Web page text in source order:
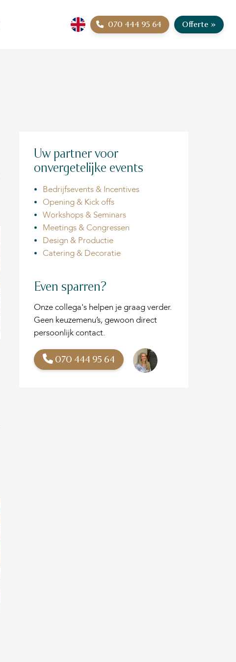
070 444 95 64 Offerte »
Uw partner voor
onvergetelijke events
Bedrijfsevents & Incentives
Opening & Kick offs
Workshops & Seminars
Meetings & Congressen
Design & Productie
Catering & Decoratie
Even sparren?
Onze collega's helpen je graag verder.
Geen keuzemenu’s, gewoon direct
persoonlijk contact.
070 444 95 64